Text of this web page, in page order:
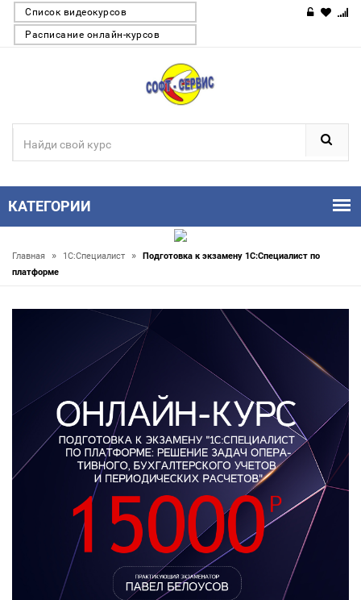
Список видеокурсов
Расписание онлайн-курсов
КАТЕГОРИИ
Главная » 1С:Специалист »
Подготовка к экзамену 1С:Специалист по
платформе